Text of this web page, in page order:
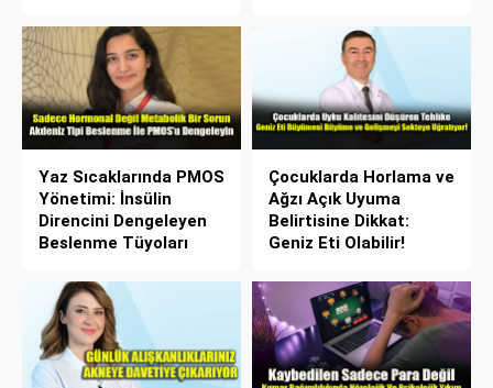
Yaz Sıcaklarında PMOS
Yönetimi: İnsülin
Direncini Dengeleyen
Beslenme Tüyoları
Çocuklarda Horlama ve
Ağzı Açık Uyuma
Belirtisine Dikkat:
Geniz Eti Olabilir!